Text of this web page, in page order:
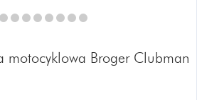
motocyklowa Broger Clubman